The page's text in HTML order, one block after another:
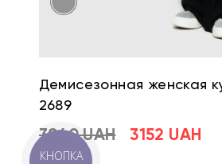
Демисезонная женская
2689
3940 UAH 3152 UAH
КНОПКА